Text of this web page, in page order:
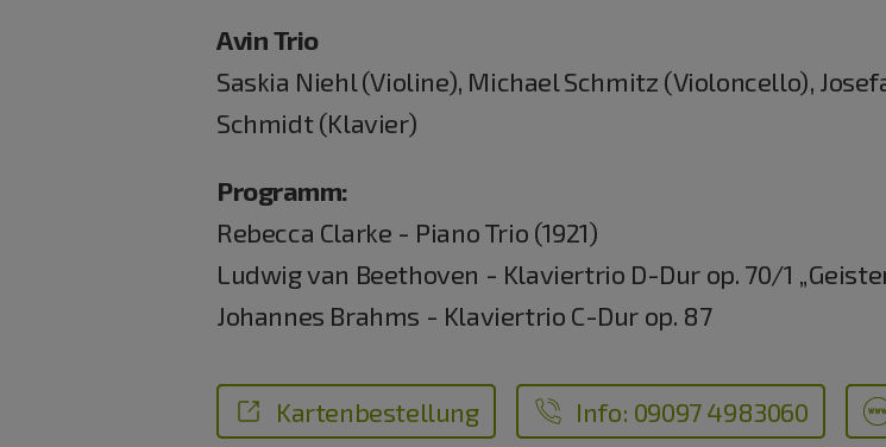
Avin Trio
Saskia Niehl (Violine), Michael Schmitz (Violoncello),
Schmidt (Klavier)
Programm:
Rebecca Clarke - Piano Trio (1921)
Ludwig van Beethoven - Klaviertrio D-Dur op. 70/1
Johannes Brahms - Klaviertrio C-Dur op. 87
Kartenbestellung Info: 09097 4983060